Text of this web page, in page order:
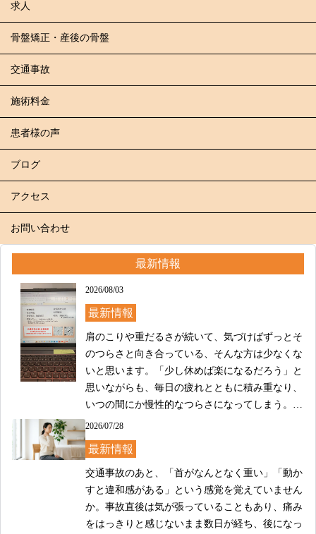
求人
骨盤矯正・産後の骨盤
交通事故
施術料金
患者様の声
ブログ
アクセス
お問い合わせ
最新情報
2026/08/03
最新情報
肩のこりや重だるさが続いて、気づけばずっとそ
のつらさと向き合っている、そんな方は少なくな
いと思います。「少し休めば楽になるだろう」と
思いながらも、毎日の疲れとともに積み重なり、
いつの間にか慢性的なつらさになってしまう。そ
のようなお悩みを抱えた方が、当院にもよくご相
談にいらっしゃいます。
当院では、肩こりのつらさに対して、お一人おひ
とりのお身体の状態や日常の過ごし方をていねい
に確認しながら、ケアの方針を一緒に考えていき
ます。デスクワークや長時間の運転、姿勢のクセ
2026/07/28
最新情報
交通事故のあと、「首がなんとなく重い」「動か
すと違和感がある」という感覚を覚えていません
か。事故直後は気が張っていることもあり、痛み
をはっきりと感じないまま数日が経ち、後になっ